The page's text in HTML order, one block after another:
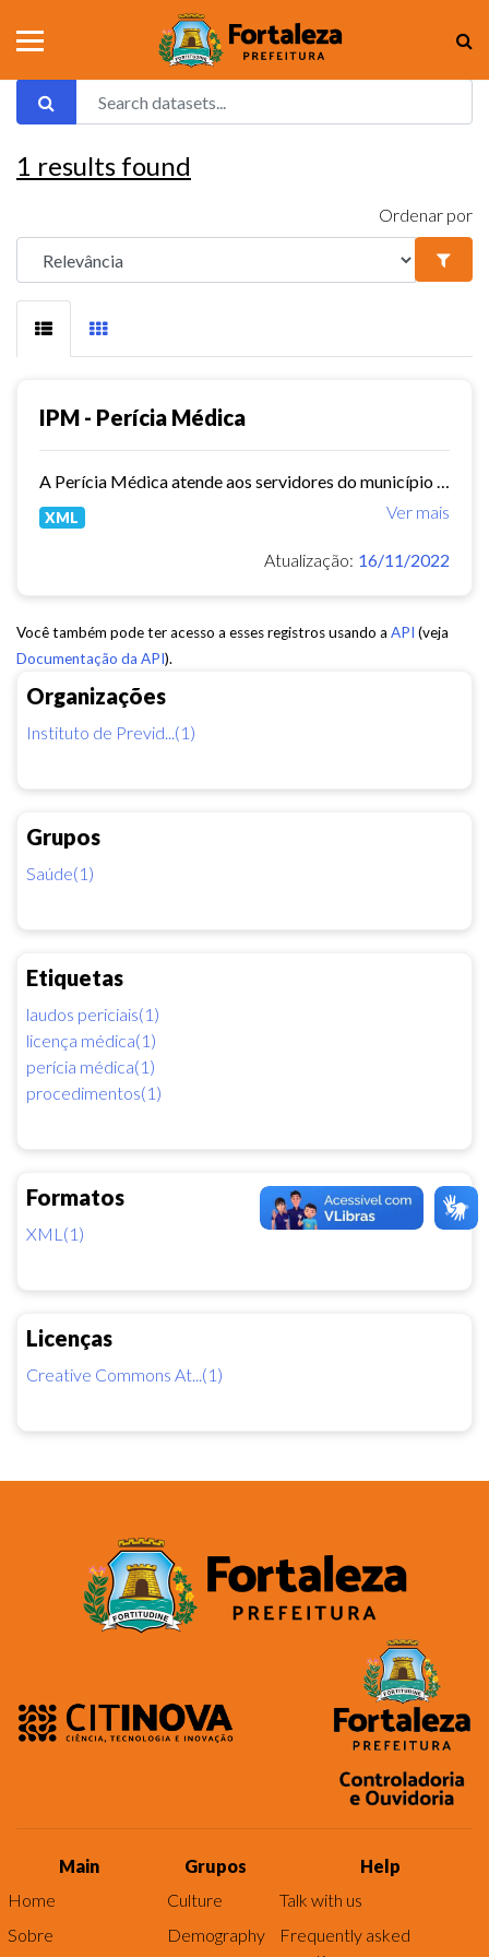
Organizações
Instituto de Previd...(1)
Grupos
Saúde(1)
Etiquetas
laudos periciais(1)
licença médica(1)
perícia médica(1)
procedimentos(1)
Formatos
XML(1)
Licenças
Creative Commons At...(1)
1 results found
Ordenar por
IPM - Perícia Médica
Ver mais
XML
Atualização: 16/11/2022
Você também pode ter acesso a esses registros usando a API (veja
Documentação da API).
Main
Home
Sobre
Grupos
Culture
Demography
Help
Talk with us
Frequently asked